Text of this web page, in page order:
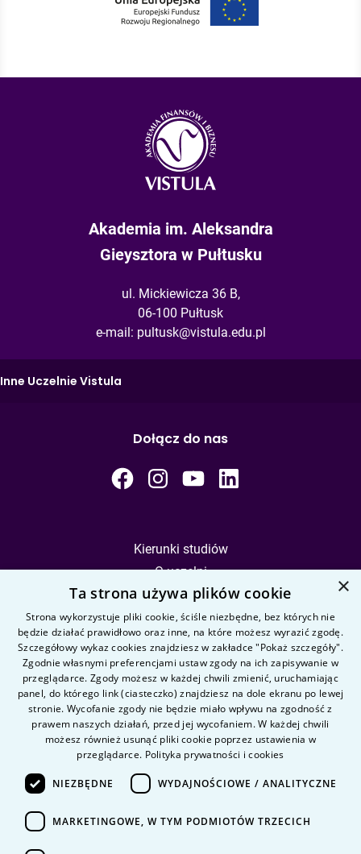
Akademia im. Aleksandra
Gieysztora w Pułtusku
ul. Mickiewicza 36 B,
06-100 Pułtusk
e-mail: pultusk@vistula.edu.pl
Inne Uczelnie Vistula
Kierunki studiów
O uczelni
Kandydat
Student
Nauka i badania
Intranet
Pytania i odpowiedzi
Kontakt
Kariera na uczelni
Dane Osobowe
Dołącz do nas
×
Ta strona używa plików cookie
Strona wykorzystuje pliki cookie, ściśle niezbędne, bez których nie
będzie działać prawidłowo oraz inne, na które możesz wyrazić zgodę.
Szczegółowy wykaz cookies znajdziesz w zakładce "Pokaż szczegóły".
Zgodnie własnymi preferencjami ustaw zgody na ich zapisywanie w
przeglądarce. Zgody możesz w każdej chwili zmienić, uruchamiając
panel, do którego link (ciasteczko) znajdziesz na dole ekranu po lewej
stronie. Wycofanie zgody nie będzie miało wpływu na zgodność z
prawem naszych działań, przed jej wycofaniem. W każdej chwili
możesz również usunąć pliki cookie poprzez ustawienia w
przeglądarce. Polityka prywatności i cookies
NIEZBĘDNE WYDAJNOŚCIOWE / ANALITYCZNE
MARKETINGOWE, W TYM PODMIOTÓW TRZECICH